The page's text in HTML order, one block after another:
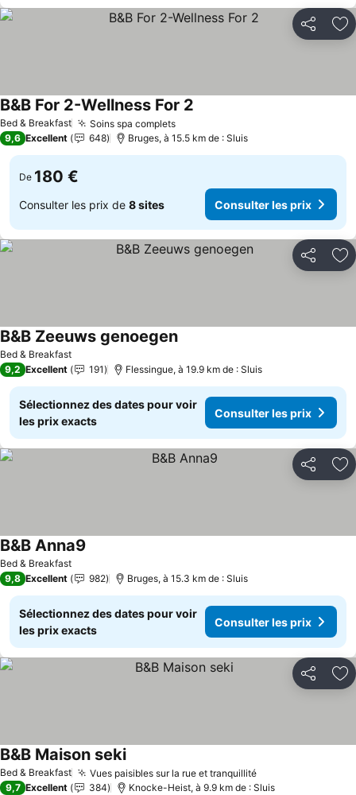
Partager
Bed & Breakfast Soins spa complets
B&B For 2-Wellness For 2
9,6 Excellent 648 Bruges, à 15.5 km de : Sluis
De 180 €
Consulter les prix de 8 sites Consulter les prix
Partager
Bed & Breakfast
B&B Zeeuws genoegen
9,2 Excellent 191 Flessingue, à 19.9 km de : Sluis
Sélectionnez des dates pour voir
les prix exacts
Consulter les prix
Partager
Bed & Breakfast
B&B Anna9
9,8 Excellent 982 Bruges, à 15.3 km de : Sluis
Sélectionnez des dates pour voir
les prix exacts
Consulter les prix
Partager
Bed & Breakfast Vues paisibles sur la rue et tranquillité
B&B Maison seki
9,7 Excellent 384 Knocke-Heist, à 9.9 km de : Sluis